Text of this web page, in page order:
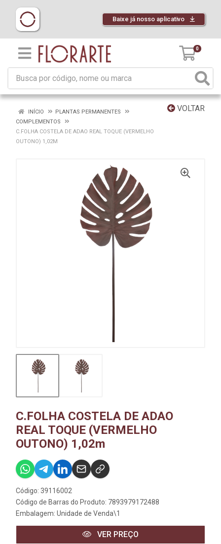
Baixe já nosso aplicativo
0
VOLTAR
INÍCIO
PLANTAS PERMANENTES
COMPLEMENTOS
C.FOLHA COSTELA DE ADAO REAL TOQUE (VERMELHO
OUTONO) 1,02M
C.FOLHA COSTELA DE ADAO
REAL TOQUE (VERMELHO
OUTONO) 1,02m
Código: 39116002
Código de Barras do Produto: 7893979172488
Embalagem: Unidade de Venda\1
VER PREÇO